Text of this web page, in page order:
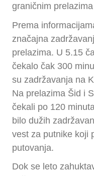
graničnim
Prema
značajna
prelazima. U 5.15
čekalo čak 300
su zadržavanja na
Na prelazima Šid i
čekali po 120
bilo dužih
vest za putnike koji
putovanja.
Dok se leto